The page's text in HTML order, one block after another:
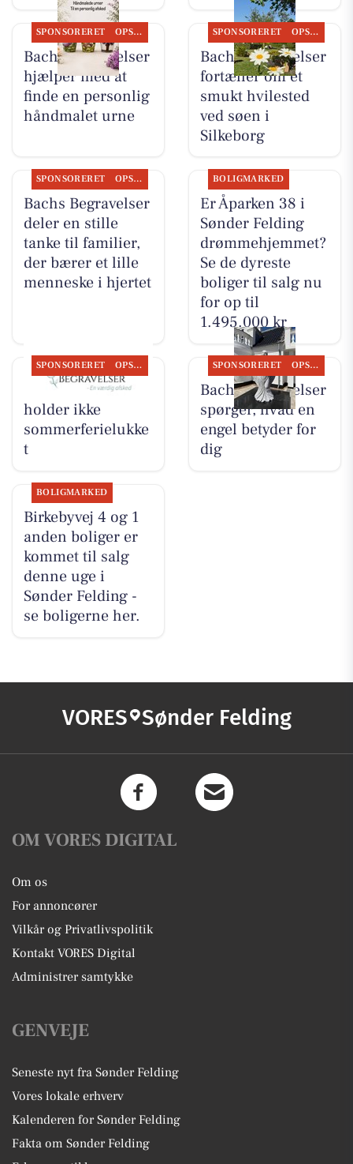
SPONSORERET OPSLAGSTAVLEN
Bachs Begravelser
hjælper med at
finde en personlig
håndmalet urne
SPONSORERET OPSLAGSTAVLEN
Bachs Begravelser
fortæller om et
smukt hvilested
ved søen i
Silkeborg
SPONSORERET OPSLAGSTAVLEN
Bachs Begravelser
deler en stille
tanke til familier,
der bærer et lille
menneske i hjertet
BOLIGMARKED
Er Åparken 38 i
Sønder Felding
drømmehjemmet?
Se de dyreste
boliger til salg nu
for op til
1.495.000 kr
SPONSORERET OPSLAGSTAVLEN
Bachs Begravelser
holder ikke
sommerferielukke
t
SPONSORERET OPSLAGSTAVLEN
Bachs Begravelser
spørger, hvad en
engel betyder for
dig
BOLIGMARKED
Birkebyvej 4 og 1
anden boliger er
kommet til salg
denne uge i
Sønder Felding -
se boligerne her.
VORES Sønder Felding
OM VORES DIGITAL
Om os
For annoncører
Vilkår og Privatlivspolitik
Kontakt VORES Digital
Administrer samtykke
GENVEJE
Seneste nyt fra Sønder Felding
Vores lokale erhverv
Kalenderen for Sønder Felding
Fakta om Sønder Felding